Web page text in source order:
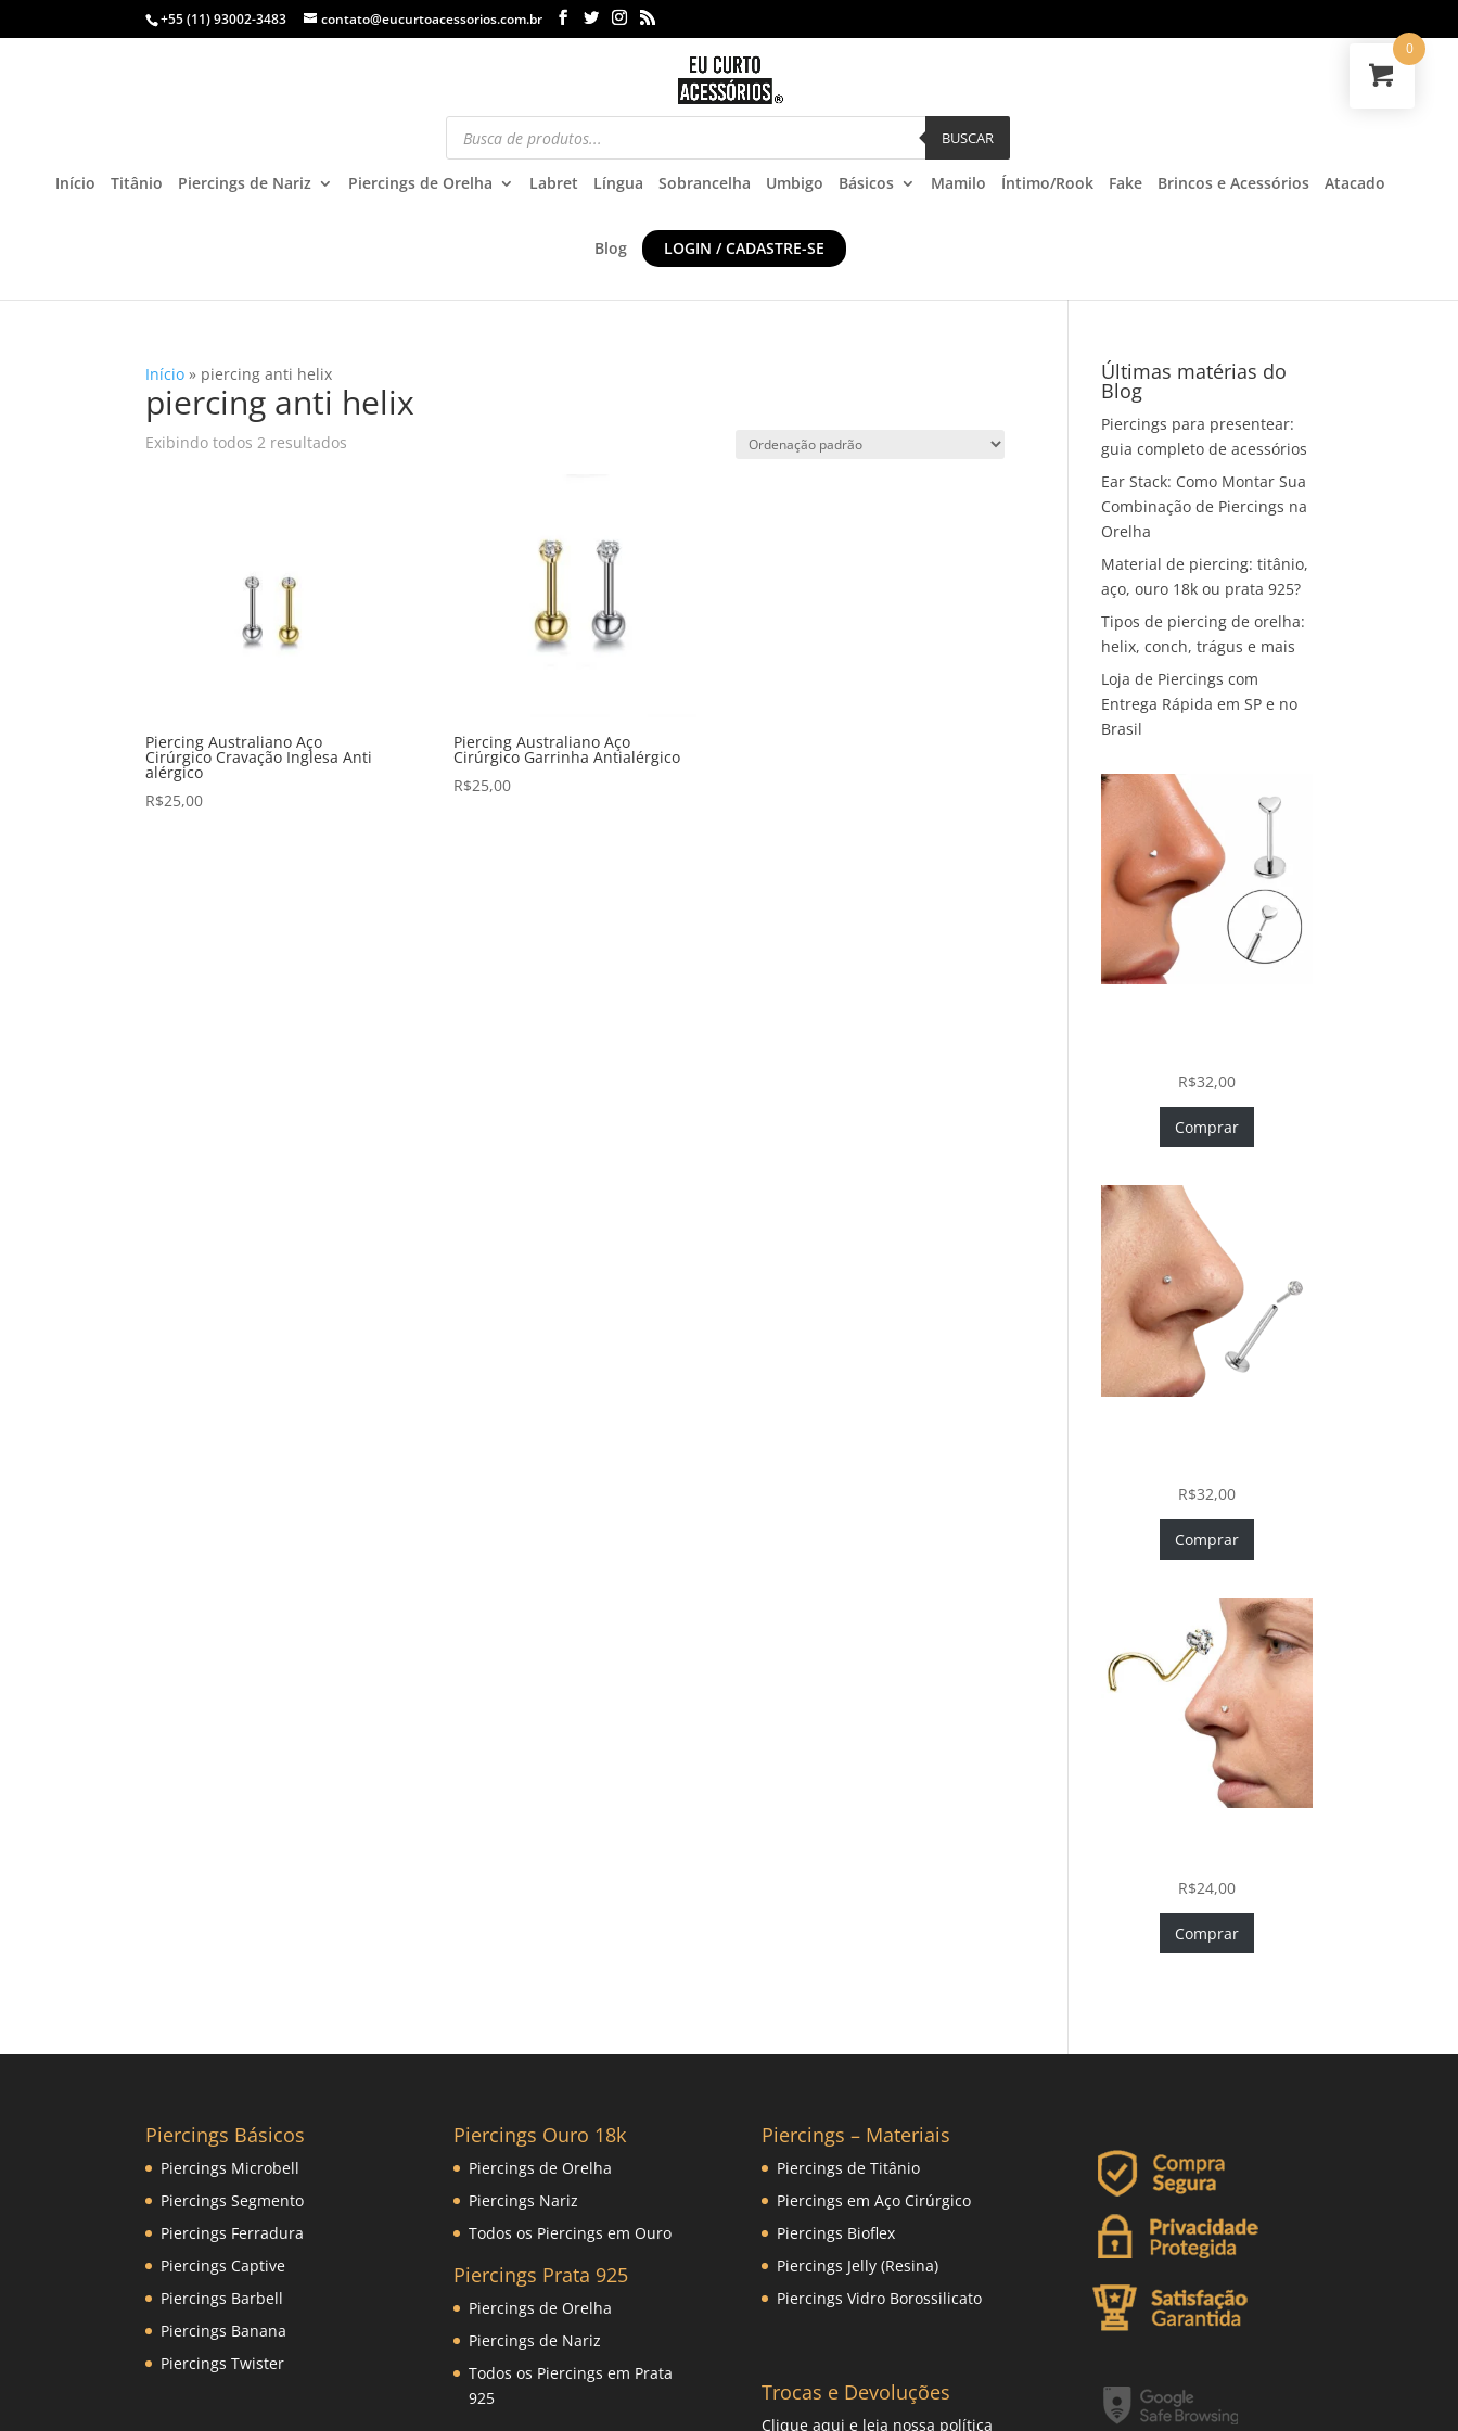
+55 (11) 93002-3483 contato@eucurtoacessorios.com.br
BUSCAR
Início Titânio Piercings de Nariz Piercings de Orelha Labret Língua Sobrancelha Umbigo Básicos Mamilo Íntimo/Rook Fake Brincos e Acessórios Atacado
Blog LOGIN / CADASTRE-SE
Início » piercing anti helix
piercing anti helix
Exibindo todos 2 resultados
Piercing Australiano Aço
Cirúrgico Cravação Inglesa Anti
alérgico
R$25,00
Piercing Australiano Aço
Cirúrgico Garrinha Antialérgico
R$25,00
Últimas matérias do
Blog
Piercings para presentear:
guia completo de acessórios
Ear Stack: Como Montar Sua
Combinação de Piercings na
Orelha
Material de piercing: titânio,
aço, ouro 18k ou prata 925?
Tipos de piercing de orelha:
helix, conch, trágus e mais
Loja de Piercings com
Entrega Rápida em SP e no
Brasil
R$32,00
Comprar
R$32,00
Comprar
R$24,00
Comprar
Piercings Básicos
Piercings Microbell
Piercings Segmento
Piercings Ferradura
Piercings Captive
Piercings Barbell
Piercings Banana
Piercings Twister
Piercings Ouro 18k
Piercings de Orelha
Piercings Nariz
Todos os Piercings em Ouro
Piercings Prata 925
Piercings de Orelha
Piercings de Nariz
Todos os Piercings em Prata
925
Piercings – Materiais
Piercings de Titânio
Piercings em Aço Cirúrgico
Piercings Bioflex
Piercings Jelly (Resina)
Piercings Vidro Borossilicato
Trocas e Devoluções
Clique aqui e leia nossa política
0